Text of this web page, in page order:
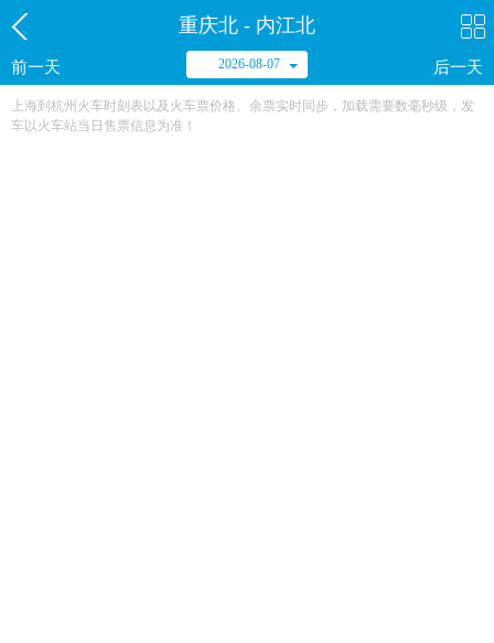
重庆北 - 内江北
前一天 2026-08-07 后一天
上海到杭州火车时刻表以及火车票价格、余票实时同步，加载需要数毫秒级，发
车以火车站当日售票信息为准！